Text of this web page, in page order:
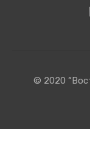
© 2020